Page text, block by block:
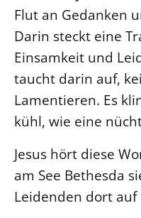
Flut an Gedanken
Darin steckt eine
Einsamkeit und
taucht darin auf,
Lamentieren. Es
kühl, wie eine
Jesus hört diese
am See Bethesda
Leidenden dort
Beruf
Freie Stellen
SERVICE
Älterwerden im
Beschwerdestellen
Ephoralbüro